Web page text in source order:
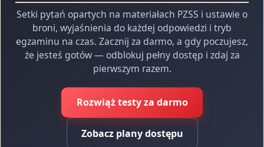
Setki pytań opartych na materiałach PZSS i ustawie o
broni, wyjaśnienia do każdej odpowiedzi i tryb
egzaminu na czas. Zacznij za darmo, a gdy poczujesz,
że jesteś gotów — odblokuj pełny dostęp i zdaj za
pierwszym razem.
Rozwiąż testy za darmo
Zobacz plany dostępu